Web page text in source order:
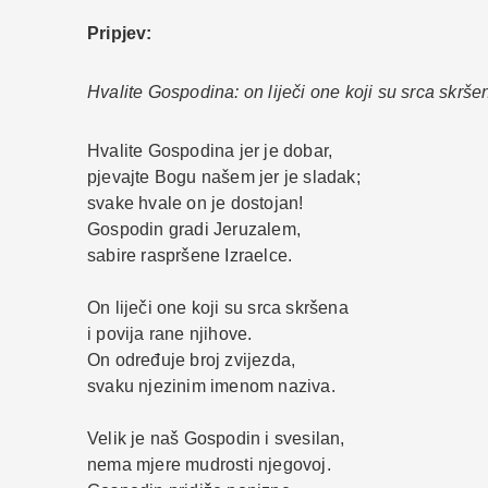
Pripjev:
Hvalite Gospodina: on liječi one koji su srca
Hvalite Gospodina jer je dobar,
pjevajte Bogu našem jer je sladak;
svake hvale on je dostojan!
Gospodin gradi Jeruzalem,
sabire raspršene Izraelce.
On liječi one koji su srca skršena
i povija rane njihove.
On određuje broj zvijezda,
svaku njezinim imenom naziva.
Velik je naš Gospodin i svesilan,
nema mjere mudrosti njegovoj.